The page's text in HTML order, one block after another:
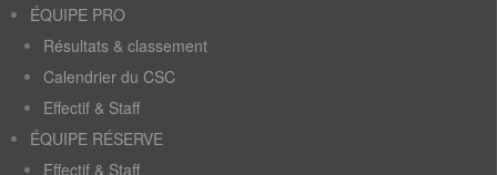
ÉQUIPE PRO
Résultats & classement
Calendrier du CSC
Effectif & Staff
ÉQUIPE RÉSERVE
Effectif & Staff